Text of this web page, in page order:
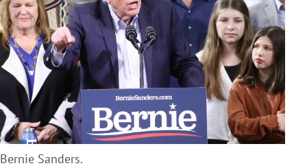
Bernie Sanders.